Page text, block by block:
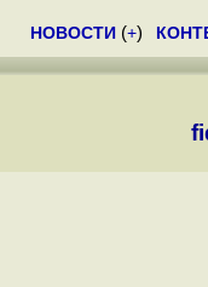
НОВОСТИ (+)